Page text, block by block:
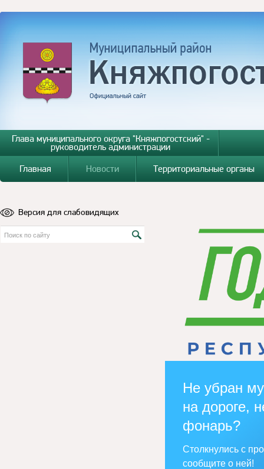
Глава муниципального округа "Княжпогостский" -
руководитель администрации
Главная
Новости Территориальные органы
Версия для слабовидящих
Не убран
на дороге,
фонарь?
Столкнулись с
сообщите о ней!